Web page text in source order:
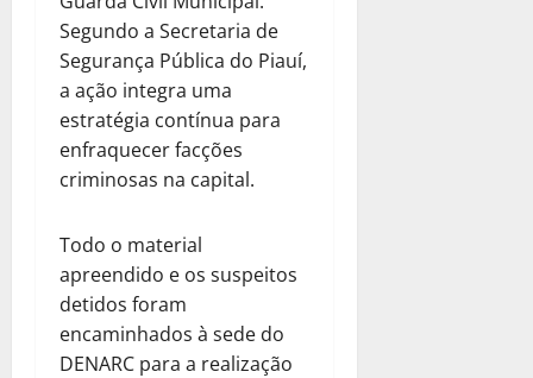
Segundo a Secretaria de
Segurança Pública do Piauí,
a ação integra uma
estratégia contínua para
enfraquecer facções
criminosas na capital.
Todo o material
apreendido e os suspeitos
detidos foram
encaminhados à sede do
DENARC para a realização